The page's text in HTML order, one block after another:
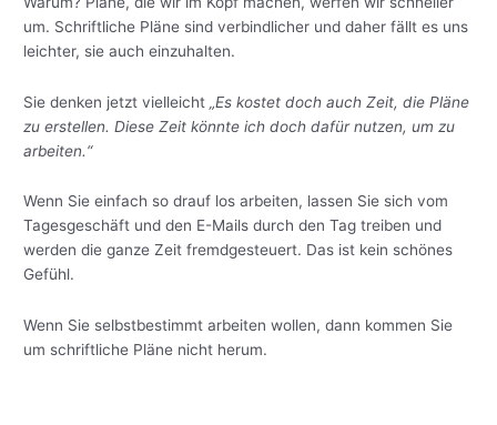
um. Schriftliche Pläne sind verbindlicher und daher fällt es uns
leichter, sie auch einzuhalten.
Sie denken jetzt vielleicht„Es kostet doch auch Zeit, die Pläne
zu erstellen. Diese Zeit könnte ich doch dafür nutzen, um zu
arbeiten.“
Wenn Sie einfach so drauf los arbeiten, lassen Sie sich vom
Tagesgeschäft und den E-Mails durch den Tag treiben und
werden die ganze Zeit fremdgesteuert. Das ist kein schönes
Gefühl.
Wenn Sie selbstbestimmt arbeiten wollen, dann kommen Sie
um schriftliche Pläne nicht herum.